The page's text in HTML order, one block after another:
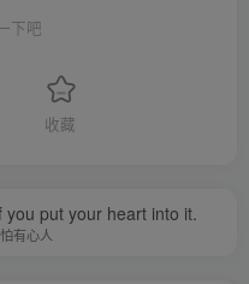
下吧
收藏
put your heart into it.
有心人